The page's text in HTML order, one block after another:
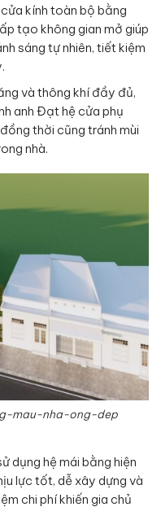
kính toàn bộ bằng
tạo không gian mở giúp
sáng tự nhiên, tiết kiệm
và thông khí đầy đủ,
anh Đạt hệ cửa phụ
thời cũng tránh mùi
nhà.
mau-nha-ong-dep
dụng hệ mái bằng hiện
lực tốt, dễ xây dựng và
chi phí khiến gia chủ